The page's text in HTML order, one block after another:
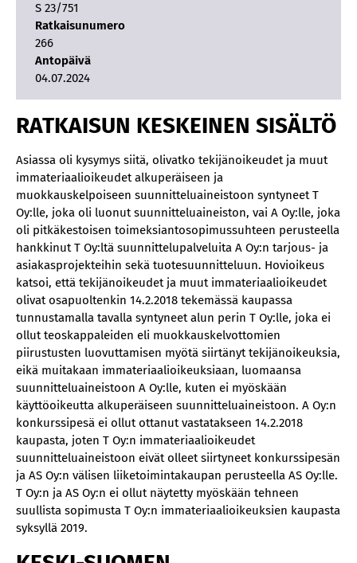
S 23/751
Ratkaisunumero
266
Antopäivä
04.07.2024
RATKAISUN KESKEINEN SISÄLTÖ
Asiassa oli kysymys siitä, olivatko tekijänoikeudet ja muut
immateriaalioikeudet alkuperäiseen ja
muokkauskelpoiseen suunnitteluaineistoon syntyneet T
Oy:lle, joka oli luonut suunnitteluaineiston, vai A Oy:lle, joka
oli pitkäkestoisen toimeksiantosopimussuhteen perusteella
hankkinut T Oy:ltä suunnittelupalveluita A Oy:n tarjous- ja
asiakasprojekteihin sekä tuotesuunnitteluun. Hovioikeus
katsoi, että tekijänoikeudet ja muut immateriaalioikeudet
olivat osapuoltenkin 14.2.2018 tekemässä kaupassa
tunnustamalla tavalla syntyneet alun perin T Oy:lle, joka ei
ollut teoskappaleiden eli muokkauskelvottomien
piirustusten luovuttamisen myötä siirtänyt tekijänoikeuksia,
eikä muitakaan immateriaalioikeuksiaan, luomaansa
suunnitteluaineistoon A Oy:lle, kuten ei myöskään
käyttöoikeutta alkuperäiseen suunnitteluaineistoon. A Oy:n
konkurssipesä ei ollut ottanut vastatakseen 14.2.2018
kaupasta, joten T Oy:n immateriaalioikeudet
suunnitteluaineistoon eivät olleet siirtyneet konkurssipesän
ja AS Oy:n välisen liiketoimintakaupan perusteella AS Oy:lle.
T Oy:n ja AS Oy:n ei ollut näytetty myöskään tehneen
suullista sopimusta T Oy:n immateriaalioikeuksien kaupasta
syksyllä 2019.